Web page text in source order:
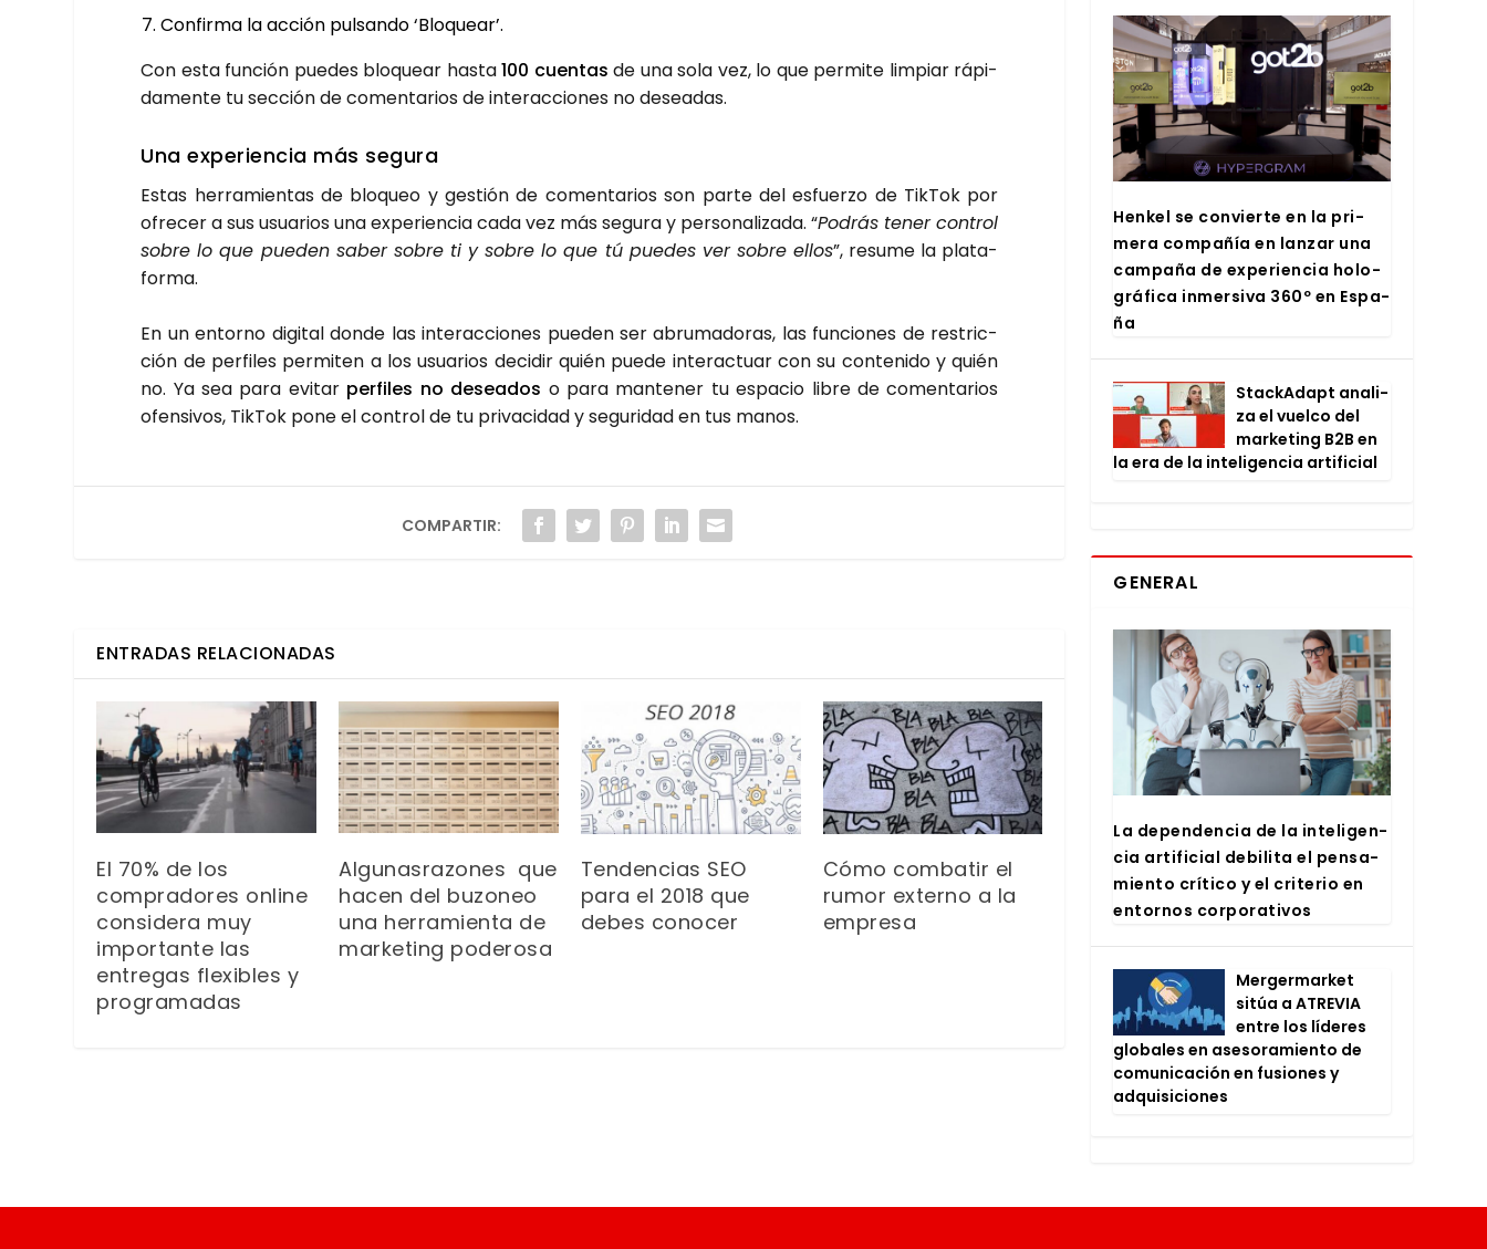
Con­fir­ma la acción pul­san­do ‘Blo­quear’.
Con esta fun­ción pue­des blo­quear has­ta100 cuen­tas de una sola vez, lo que per­mi­te lim­piar rápi­
da­men­te tu sec­ción de comen­ta­rios de inter­ac­cio­nes no desea­das.
Una expe­rien­cia más segu­ra
Estas herra­mien­tas de blo­queo y ges­tión de comen­ta­rios son par­te del esfuer­zo de Tik­Tok por
ofre­cer a sus usua­rios una expe­rien­cia cada vez más segu­ra y per­so­na­li­za­da. “Podrás tener con­trol
sobre lo que pue­den saber sobre ti y sobre lo que tú pue­des ver sobre ellos”, resu­me la pla­ta­
for­ma.
En un entorno digi­tal don­de las inter­ac­cio­nes pue­den ser abru­ma­do­ras, las fun­cio­nes de res­tric­
ción de per­fi­les per­mi­ten a los usua­rios deci­dir quién pue­de inter­ac­tuar con su con­te­ni­do y quién
no. Ya sea para evi­tar per­fi­les no desea­dos o para man­te­ner tu espa­cio libre de comen­ta­rios
ofen­si­vos, Tik­Tok pone el con­trol de tu pri­va­ci­dad y segu­ri­dad en tus manos.
COMPARTIR:
ENTRADAS RELACIONADAS
El 70% de los
compradores online
considera muy
importante las
entregas flexibles y
programadas
Algunasrazones que
hacen del buzoneo
una herramienta de
marketing poderosa
Tendencias SEO
para el 2018 que
debes conocer
Cómo combatir el
rumor externo a la
empresa
Hen­kel se con­vier­te en la pri­
me­ra com­pa­ñía en lan­zar una
cam­pa­ña de expe­rien­cia holo­
grá­fi­ca inmer­si­va 360º en Espa­
ña
Stac­kA­dapt ana­li­
za el vuel­co del
mar­ke­ting B2B en
la era de la inte­li­gen­cia arti­fi­cial
GENERAL
La depen­den­cia de la inte­li­gen­
cia arti­fi­cial debi­li­ta el pen­sa­
mien­to crí­ti­co y el cri­te­rio en
entor­nos cor­po­ra­ti­vos
Mer­ger­mar­ket
sitúa a ATRE­VIA
entre los líde­res
glo­ba­les en ase­so­ra­mien­to de
comu­ni­ca­ción en fusio­nes y
adqui­si­cio­nes